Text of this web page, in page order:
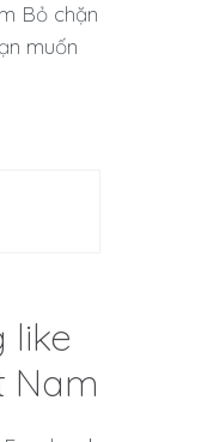
Bỏ chặn
muốn
like
Nam